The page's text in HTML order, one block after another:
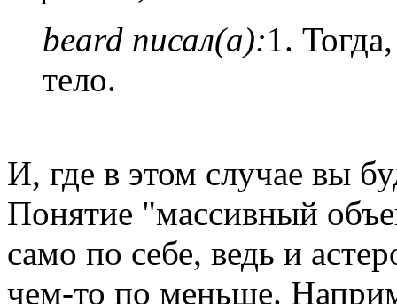
beard писал(а):1.
тело.
И, где в этом случае вы
Понятие "массивный
само по себе, ведь и
чем-то по меньше.